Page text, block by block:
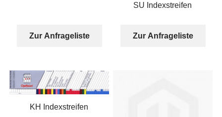
Zur Anfrageliste
SU Indexstreifen
Zur Anfrageliste
KH Indexstreifen